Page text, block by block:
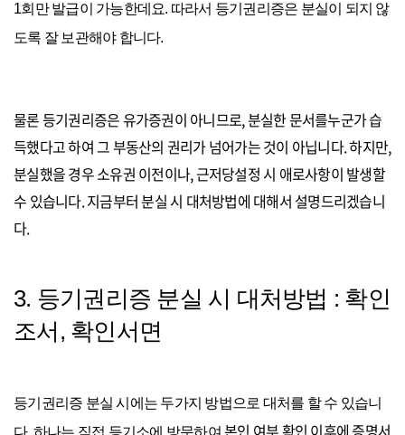
1회만 발급이 가능한데요. 따라서 등기권리증은 분실이 되지 않
도록 잘 보관해야 합니다.
물론 등기권리증은 유가증권이 아니므로, 분실한 문서를누군가 습
득했다고 하여 그 부동산의 권리가 넘어가는 것이 아닙니다. 하지만,
분실했을 경우 소유권 이전이나, 근저당설정 시 애로사항이 발생할
수 있습니다.지금부터 분실 시 대처방법에 대해서 설명드리겠습니
다.
3. 등기권리증 분실 시 대처방법 : 확인
조서, 확인서면
등기권리증 분실 시에는 두가지 방법으로 대처를 할 수 있습니
다. 하나는 직접 등기소에 방문하여 본인 여부 확인 이후에 증명서